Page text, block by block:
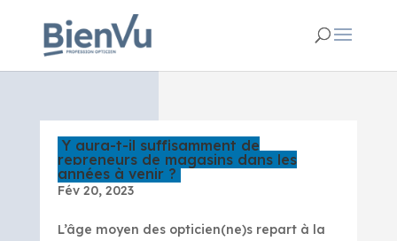
Y aura-t-il suffisamment de
repreneurs de magasins dans les
années à venir ?
Fév 20, 2023
L’âge moyen des opticien(ne)s repart à la